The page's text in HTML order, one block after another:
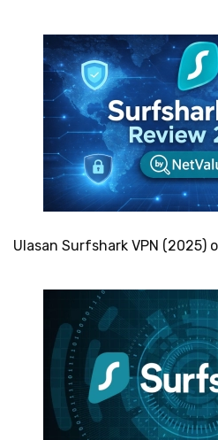
Ulasan Surfshark VPN (2025)